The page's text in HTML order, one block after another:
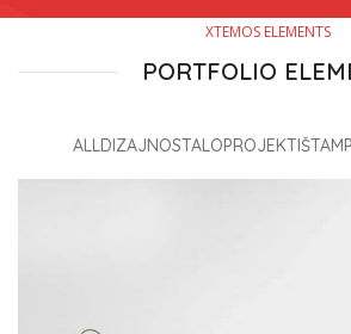
XTEMOS ELEMENTS
PORTFOLIO
ALLDIZAJNOSTALOPROJEKTI